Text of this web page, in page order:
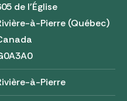
de l'Église
à-Pierre (Québec)
à-Pierre